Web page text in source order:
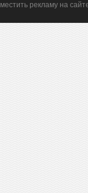
рекламу на